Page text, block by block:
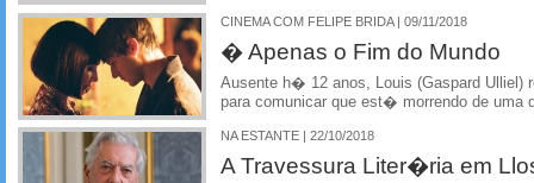
CINEMA COM FELIPE BRIDA | 09/11/2018
� Apenas o Fim do Mundo
Ausente h� 12 anos, Louis (Gaspard Ulliel)
para comunicar que est� morrendo de
NA ESTANTE | 22/10/2018
A Travessura Liter�ria em